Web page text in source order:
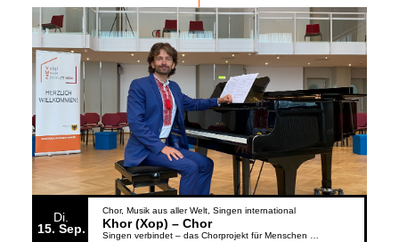
Di.
15 Sep.
Chor Musik aus aller Welt Singen international
Khor (Xop) – Chor
Singen verbindet – das Chorprojekt für Menschen aus der Ukraine